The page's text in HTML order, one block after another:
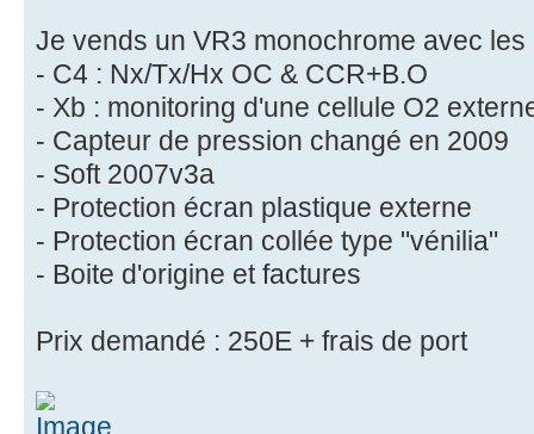
Je vends un VR3 monochrome avec
- C4 : Nx/Tx/Hx OC & CCR+B.O
- Xb : monitoring d'une cellule O2
- Capteur de pression changé en 2009
- Soft 2007v3a
- Protection écran plastique externe
- Protection écran collée type "vénilia"
- Boite d'origine et factures
Prix demandé : 250E + frais de port